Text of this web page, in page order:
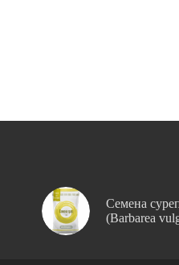
Семена
(Barbarea